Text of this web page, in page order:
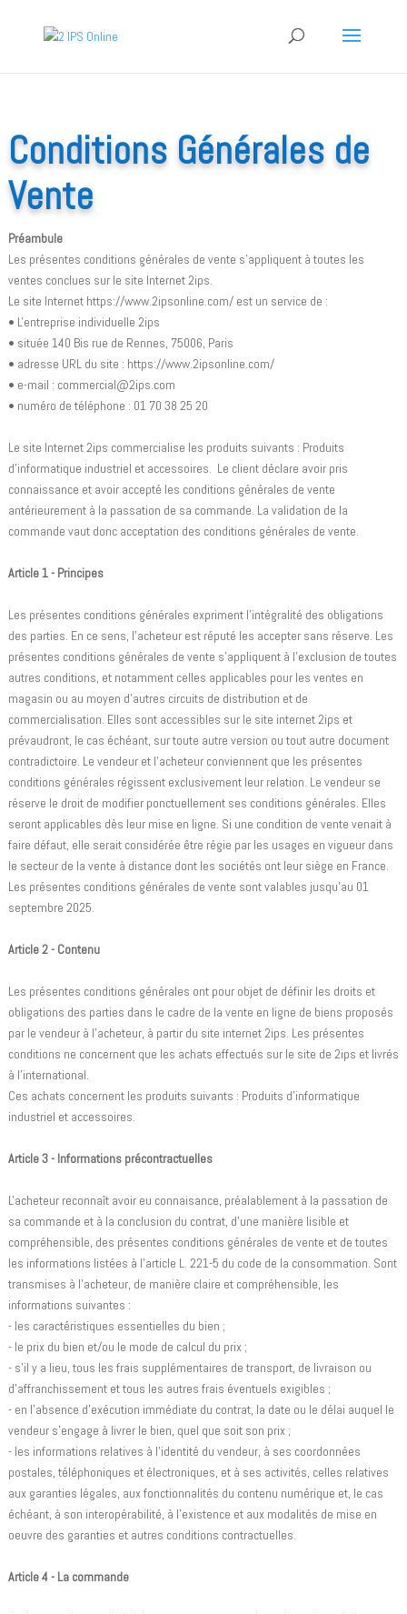
Conditions Générales de
Vente
Préambule
Les présentes conditions générales de vente s'appliquent à toutes les
ventes conclues sur le site Internet 2ips.
Le site Internet https://www.2ipsonline.com/ est un service de :
• L'entreprise individuelle 2ips
• située 140 Bis rue de Rennes, 75006, Paris
• adresse URL du site : https://www.2ipsonline.com/
• e-mail : commercial@2ips.com
• numéro de téléphone : 01 70 38 25 20
Le site Internet 2ips commercialise les produits suivants : Produits
d'informatique industriel et accessoires. Le client déclare avoir pris
connaissance et avoir accepté les conditions générales de vente
antérieurement à la passation de sa commande. La validation de la
commande vaut donc acceptation des conditions générales de vente.
Article 1 - Principes
Les présentes conditions générales expriment l'intégralité des obligations
des parties. En ce sens, l'acheteur est réputé les accepter sans réserve. Les
présentes conditions générales de vente s'appliquent à l'exclusion de toutes
autres conditions, et notamment celles applicables pour les ventes en
magasin ou au moyen d'autres circuits de distribution et de
commercialisation. Elles sont accessibles sur le site internet 2ips et
prévaudront, le cas échéant, sur toute autre version ou tout autre document
contradictoire. Le vendeur et l'acheteur conviennent que les présentes
conditions générales régissent exclusivement leur relation. Le vendeur se
réserve le droit de modifier ponctuellement ses conditions générales. Elles
seront applicables dès leur mise en ligne. Si une condition de vente venait à
faire défaut, elle serait considérée être régie par les usages en vigueur dans
le secteur de la vente à distance dont les sociétés ont leur siège en France.
Les présentes conditions générales de vente sont valables jusqu'au 01
septembre 2025.
Article 2 - Contenu
Les présentes conditions générales ont pour objet de définir les droits et
obligations des parties dans le cadre de la vente en ligne de biens proposés
par le vendeur à l'acheteur, à partir du site internet 2ips. Les présentes
conditions ne concernent que les achats effectués sur le site de 2ips et livrés
à l'international.
Ces achats concernent les produits suivants : Produits d'informatique
industriel et accessoires.
Article 3 - Informations précontractuelles
L'acheteur reconnaît avoir eu connaisance, préalablement à la passation de
sa commande et à la conclusion du contrat, d'une manière lisible et
compréhensible, des présentes conditions générales de vente et de toutes
les informations listées à l'article L. 221-5 du code de la consommation. Sont
transmises à l'acheteur, de manière claire et compréhensible, les
informations suivantes :
- les caractéristiques essentielles du bien ;
- le prix du bien et/ou le mode de calcul du prix ;
- s'il y a lieu, tous les frais supplémentaires de transport, de livraison ou
d'affranchissement et tous les autres frais éventuels exigibles ;
- en l'absence d'exécution immédiate du contrat, la date ou le délai auquel le
vendeur s'engage à livrer le bien, quel que soit son prix ;
- les informations relatives à l'identité du vendeur, à ses coordonnées
postales, téléphoniques et électroniques, et à ses activités, celles relatives
aux garanties légales, aux fonctionnalités du contenu numérique et, le cas
échéant, à son interopérabilité, à l'existence et aux modalités de mise en
oeuvre des garanties et autres conditions contractuelles.
Article 4 - La commande